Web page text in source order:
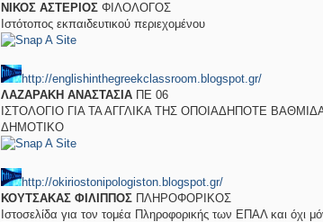
ΝΙΚΟΣ ΑΣΤΕΡΙΟΣ ΦΙΛΟΛΟΓΟΣ
Ιστότοπος εκπαιδευτικού περιεχομένου
http://englishinthegreekclassroom.blogspot.gr/
ΛΑΖΑΡΑΚΗ ΑΝΑΣΤΑΣΙΑ ΠΕ 06
ΙΣΤΟΛΟΓΙΟ ΓΙΑ ΤΑ ΑΓΓΛΙΚΑ ΤΗΣ ΟΠΟΙΑΔΗΠΟΤΕ
ΔΗΜΟΤΙΚΟ
http://okiriostonipologiston.blogspot.gr/
ΚΟΥΤΣΑΚΑΣ ΦΙΛΙΠΠΟΣ ΠΛΗΡΟΦΟΡΙΚΟΣ
Ιστοσελίδα για τον τομέα Πληροφορικής των ΕΠΑΛ και όχι